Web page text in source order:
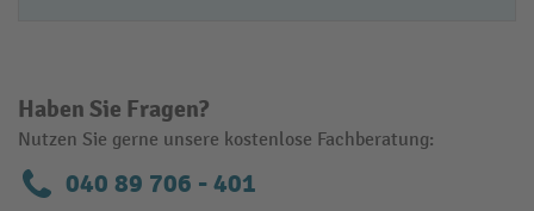
Haben Sie Fragen?
Nutzen Sie gerne unsere kostenlose Fachberatung:
040 89 706 - 401